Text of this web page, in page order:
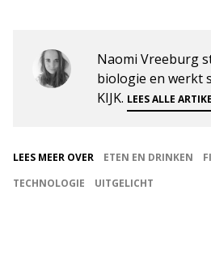
Naomi Vreeburg
biologie en werkt
KIJK. LEES ALLE
LEES MEER OVER ETEN EN DRINKEN
TECHNOLOGIE
UITGELICHT